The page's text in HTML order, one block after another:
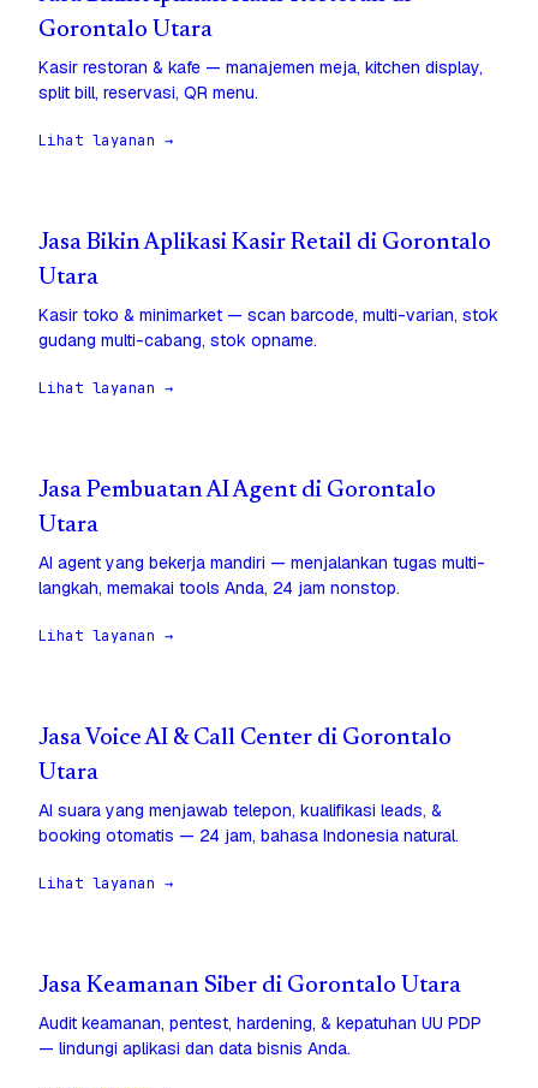
Gorontalo Utara
Kasir restoran & kafe — manajemen meja, kitchen display,
split bill, reservasi, QR menu.
Lihat layanan →
Jasa Bikin Aplikasi Kasir Retail di Gorontalo
Utara
Kasir toko & minimarket — scan barcode, multi-varian, stok
gudang multi-cabang, stok opname.
Lihat layanan →
Jasa Pembuatan AI Agent di Gorontalo
Utara
AI agent yang bekerja mandiri — menjalankan tugas multi-
langkah, memakai tools Anda, 24 jam nonstop.
Lihat layanan →
Jasa Voice AI & Call Center di Gorontalo
Utara
AI suara yang menjawab telepon, kualifikasi leads, &
booking otomatis — 24 jam, bahasa Indonesia natural.
Lihat layanan →
Jasa Keamanan Siber di Gorontalo Utara
Audit keamanan, pentest, hardening, & kepatuhan UU PDP
— lindungi aplikasi dan data bisnis Anda.